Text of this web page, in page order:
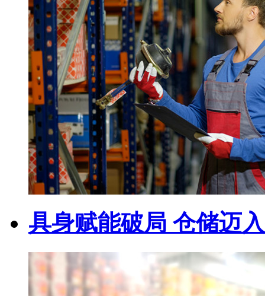
具身赋能破局 仓储迈